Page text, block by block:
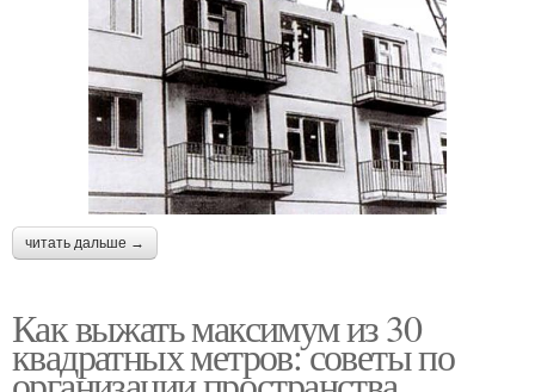
читать дальше →
Как выжать максимум из 30
квадратных метров: советы по